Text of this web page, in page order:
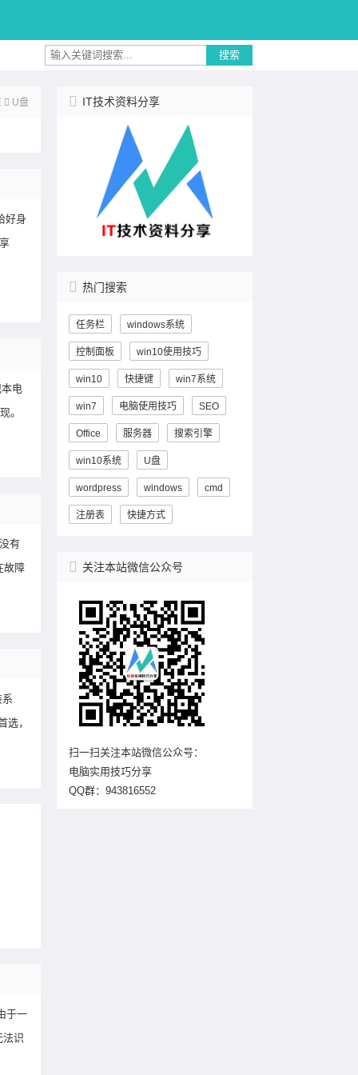
搜索
U盘
好身
电
。
有
故障
选，
于一
法识
IT技术资料分享
热门搜索
任务栏 windows系统
控制面板 win10使用技巧
win10 快捷键 win7系统
win7 电脑使用技巧 SEO
Office 服务器 搜索引擎
win10系统 U盘
wordpress windows cmd
注册表 快捷方式
关注本站微信公众号
扫一扫关注本站微信公众号：
电脑实用技巧分享
QQ群： 943816552